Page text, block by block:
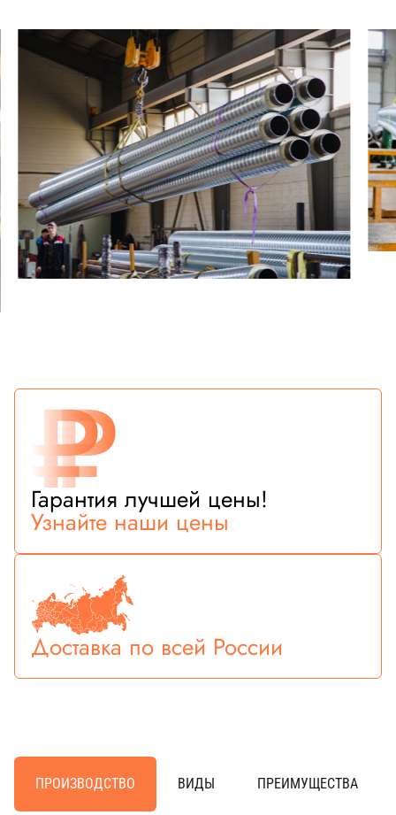
Гарантия лучшей цены!
Узнайте наши цены
Доставка по всей России
ПРОИЗВОДСТВО ВИДЫ ПРЕИМУЩЕСТВА